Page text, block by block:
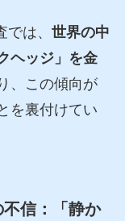
は、 世界の中
ヘッジ」を金
、この傾向が
を裏付けてい
信：「静か